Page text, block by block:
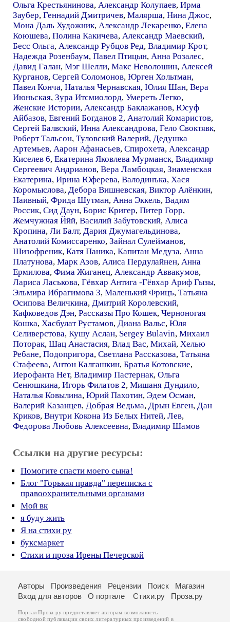
Ольга Крестьянинова, Александр Колупаев, Ирма
Заубер, Геннадий Дмитричев, Малярша, Нина Джос,
Мона Даль Художник, Александр Лекаренко, Елена
Коюшева, Полина Какичева, Александр Маевский,
Бесс Ольга, Александр Рубцов Ред, Владимир Крот,
Надежда Розенбаум, Павел Птицын, Анна Розалес,
Давид Галан, Мэг Шелли, Макс Неволошин, Алексей
Курганов, Сергей Соломонов, Юрген Хольтман,
Павел Конча, Наталья Чернавская, Юлия Шан, Вера
Июньская, Зура Итсмиолорд, Умереть Легко,
Женские Истории, Александр Баклажанов, Юсуф
Айбазов, Евгений Богданов 2, Анатолий Комаристов,
Сергей Балвский, Инна Александрова, Гело Своктявк,
Роберт Тальсон, Туловский Валерий, Дедушка
Артемьев, Аарон Афанасьев, Спирохета, Александр
Киселев 6, Екатерина Яковлева Мурманск, Владимир
Сергеевич Андрианов, Вера Ламбоцкая, Знаменская
Екатерина, Ирина Юферева, Валодинъка, Хася
Коромыслова, Дебора Вишневская, Виктор Алёнкин,
Наивный, Фрида Шутман, Анна Эккель, Вадим
Россик, Сид Даун, Борис Кригер, Питер Горр,
Жемчужная Ййй, Василий Забутовский, Алиса
Кропина, Ли Балт, Дария Джумагельдинова,
Анатолий Комиссаренко, Зайнал Сулейманов,
Шизофреник, Катя Паника, Капитан Медуза, Анна
Платунова, Марк Азов, Алиса Пердулайнен, Анна
Ермилова, Фима Жиганец, Александр Аввакумов,
Лариса Ласькова, Гёвхар Антига -Гёвхар Ариф Гызы,
Эльмира Ибрагимова 3, Маленький Фрицъ, Татьяна
Осипова Величкина, Дмитрий Королевский,
Кафковедов Дэн, Рассказы Про Кошек, Черноногая
Кошка, Хасбулат Рустамов, Диана Вальс, Юля
Селиверстова, Кушу Аслан, Sergey Bulavin, Михаил
Поторак, Шац Анастасия, Влад Вас, Михай, Хелью
Ребане, Подопригора, Светлана Рассказова, Татьяна
Стафеева, Антон Калгашкин, Братья Котовские,
Иерофанта Нет, Владимир Пастернак, Ольга
Сенюшкина, Игорь Филатов 2, Мишаня Дундило,
Наталья Ковылина, Юрий Пахотин, Эдем Осман,
Валерий Казанцев, Добрая Ведьма, Дрын Евген, Дан
Криков, Внутри Кокона Из Белых Нитей, Лев,
Федорова Любовь Алексеевна, Владимир Шамов
Ссылки на другие ресурсы:
Помогите спасти моего сына!
Блог "Горькая правда" переписка с
правоохранительными органами
Мой вк
я буду жить
Я на стихи ру
буксмаркет
Стихи и проза Ирены Печерской
Авторы Произведения Рецензии Поиск
Магазин
Вход для авторов
О портале Стихи.ру Проза.ру
Портал Проза.ру предоставляет авторам возможность
свободной публикации своих литературных произведений в